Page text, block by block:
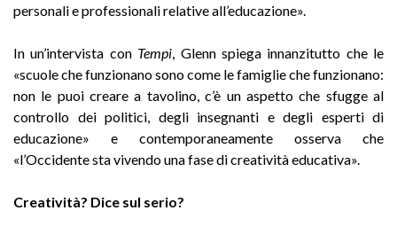
personali e professionali relative all’educazione».
In un’intervista con Tempi , Glenn spiega innanzitutto che le
«scuole che funzionano sono come le famiglie che funzionano:
non le puoi creare a tavolino, c’è un aspetto che sfugge al
controllo dei politici, degli insegnanti e degli esperti di
educazione» e contemporaneamente osserva che
«l’Occidente sta vivendo una fase di creatività educativa».
Creatività? Dice sul serio?